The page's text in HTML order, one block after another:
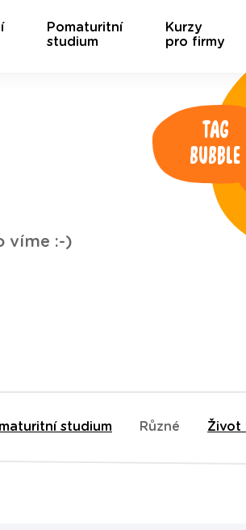
Pomaturitní
studium
Kurzy
pro firmy
víme :-)
Tag
bubble
studium Různé Život